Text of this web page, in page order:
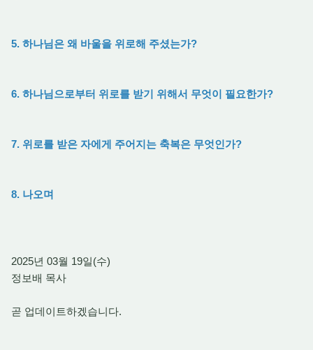
5. 하나님은 왜 바울을 위로해 주셨는가?
6. 하나님으로부터 위로를 받기 위해서 무엇이 필요한가?
7. 위로를 받은 자에게 주어지는 축복은 무엇인가?
8. 나오며
2025년 03월 19일(수)
정보배 목사
곧 업데이트하겠습니다.